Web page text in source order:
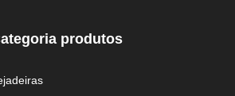
produtos